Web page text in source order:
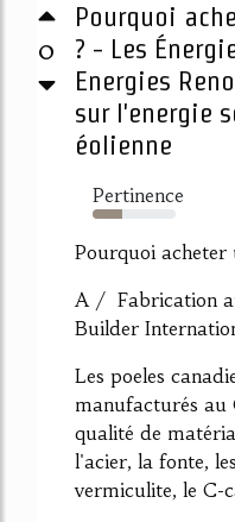
0
Pourquoi
? - Les
Energies
sur l'energie
éolienne
Pertinence
35%
Pourquoi acheter
A / Fabrication
Builder
Les poeles
manufacturés au
qualité de
l'acier, la fonte,
vermiculite, le C-